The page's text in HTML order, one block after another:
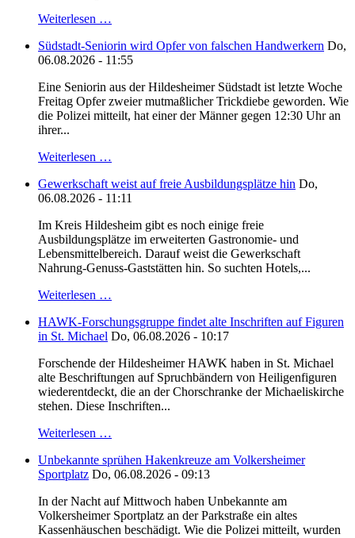
Weiterlesen …
Südstadt-Seniorin wird Opfer von falschen Handwerkern Do,
06.08.2026 - 11:55
Eine Seniorin aus der Hildesheimer Südstadt ist letzte Woche
Freitag Opfer zweier mutmaßlicher Trickdiebe geworden. Wie
die Polizei mitteilt, hat einer der Männer gegen 12:30 Uhr an
ihrer...
Weiterlesen …
Gewerkschaft weist auf freie Ausbildungsplätze hin Do,
06.08.2026 - 11:11
Im Kreis Hildesheim gibt es noch einige freie
Ausbildungsplätze im erweiterten Gastronomie- und
Lebensmittelbereich. Darauf weist die Gewerkschaft
Nahrung-Genuss-Gaststätten hin. So suchten Hotels,...
Weiterlesen …
HAWK-Forschungsgruppe findet alte Inschriften auf Figuren
in St. Michael Do, 06.08.2026 - 10:17
Forschende der Hildesheimer HAWK haben in St. Michael
alte Beschriftungen auf Spruchbändern von Heiligenfiguren
wiederentdeckt, die an der Chorschranke der Michaeliskirche
stehen. Diese Inschriften...
Weiterlesen …
Unbekannte sprühen Hakenkreuze am Volkersheimer
Sportplatz Do, 06.08.2026 - 09:13
In der Nacht auf Mittwoch haben Unbekannte am
Volkersheimer Sportplatz an der Parkstraße ein altes
Kassenhäuschen beschädigt. Wie die Polizei mitteilt, wurden